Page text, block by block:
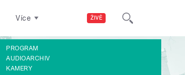
ŽIVĚ
Více
PROGRAM
AUDIOARCHIV
KAMERY